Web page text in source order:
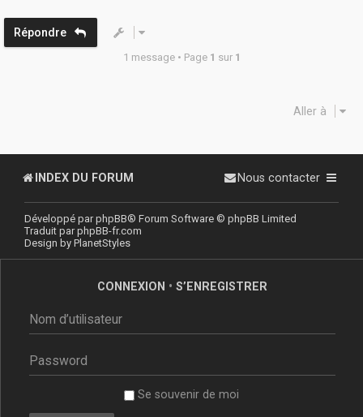
Répondre
1 message • Page 1 sur 1
Aller à
INDEX DU FORUM Nous contacter
Développé parphpBB® Forum Software © phpBB Limited
Traduit parphpBB-fr.com
Design by PlanetStyles
CONNEXION • S’ENREGISTRER
Se souvenir de moi